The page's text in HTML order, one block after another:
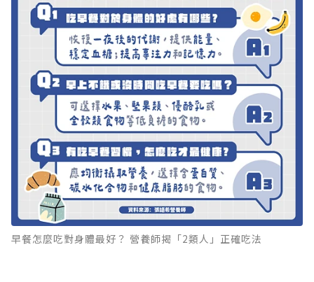
早餐怎麼吃對身體最好？ 營養師揭「2類人」正確吃法